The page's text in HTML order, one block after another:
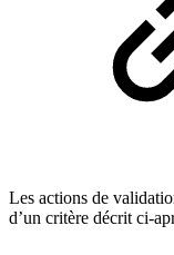
Les actions de
d’un critère décrit ci-